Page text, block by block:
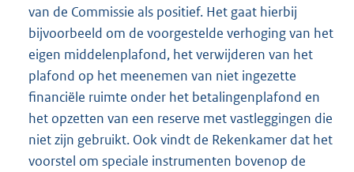
van de Commissie als positief. Het gaat hierbij
bijvoorbeeld om de voorgestelde verhoging van het
eigen middelenplafond, het verwijderen van het
plafond op het meenemen van niet ingezette
financiële ruimte onder het betalingenplafond en
het opzetten van een reserve met vastleggingen die
niet zijn gebruikt. Ook vindt de Rekenkamer dat het
voorstel om speciale instrumenten bovenop de